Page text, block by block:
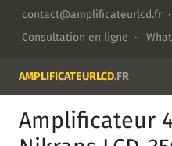
contact@amplificateurlcd.fr ·
Consultation en ligne ·
AMPLIFICATEURLCD.FR
Amplificateur